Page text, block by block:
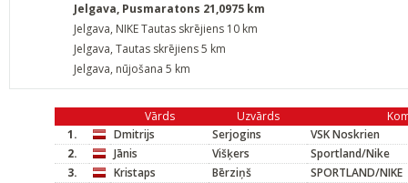
Jelgava, Pusmaratons 21,0975 km
Jelgava, NIKE Tautas skrējiens 10 km
Jelgava, Tautas skrējiens 5 km
Jelgava, nūjošana 5 km
Vārds Uzvārds
1.
Dmitrijs Serjogins
VSK Noskrien
2.
Jānis Višķers
Sportland/Nike
3.
Kristaps Bērziņš
SPORTLAND/NIKE